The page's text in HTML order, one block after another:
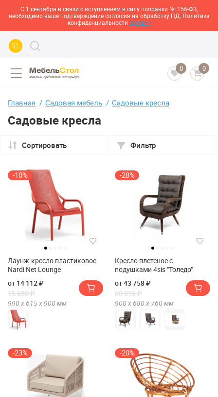
С 1 сентября в связи с вступлением в силу поправки № 156-ФЗ,
необходимо ваше подтверждение согласия на обработку ПД. Политика
конфиденциальности здесь>>
0 0
Главная Садовая мебель Садовые кресла
Садовые кресла
Сортировать Фильтр
-10%
Лаунж-кресло пластиковое
Nardi Net Lounge
от 14 112 ₽
15 680 ₽
990 х 615 х 900 мм
-28%
Кресло плетеное с
подушками 4sis "Толедо"
от 43 758 ₽
60 816 ₽
900 х 680 х 760 мм
-23% -20%